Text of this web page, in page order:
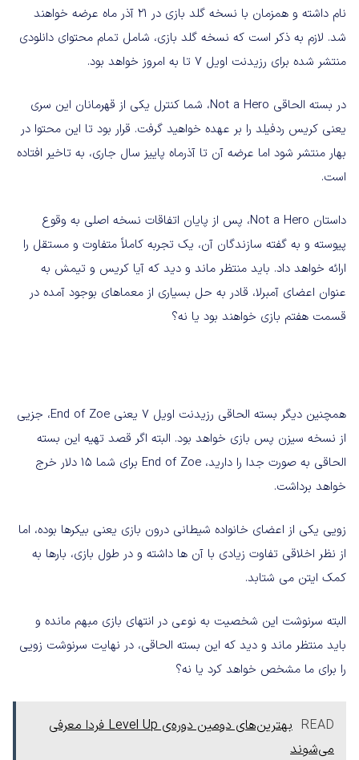
نام داشته و همزمان با نسخه گلد بازی در 21 آذر ماه عرضه خواهند
شد. لازم به ذکر است که نسخه گلد بازی، شامل تمام محتوای دانلودی
منتشر شده برای رزیدنت اویل 7 تا به امروز خواهد بود.
در بسته الحاقی Not a Hero، شما کنترل یکی از قهرمانان این سری
یعنی کریس ردفیلد را بر عهده خواهید گرفت. قرار بود تا این محتوا در
بهار منتشر شود اما عرضه آن تا آذرماه پاییز سال جاری، به تاخیر افتاده
است.
داستان Not a Hero، پس از پایان اتفاقات نسخه اصلی به وقوع
پیوسته و به گفته سازندگان آن، یک تجربه کاملاً متفاوت و مستقل را
ارائه خواهد داد. باید منتظر ماند و دید که آیا کریس و تیمش به
عنوان اعضای آمبرلا، قادر به حل بسیاری از معماهای بوجود آمده در
قسمت هفتم بازی خواهند بود یا نه؟
همچنین دیگر بسته الحاقی رزیدنت اویل 7 یعنی End of Zoe، جزیی
از نسخه سیزن پس بازی خواهد بود. البته اگر قصد تهیه این بسته
الحاقی به صورت جدا را دارید، End of Zoe برای شما 15 دلار خرج
خواهد برداشت.
زویی یکی از اعضای خانواده شیطانی درون بازی یعنی بیکرها بوده، اما
از نظر اخلاقی تفاوت زیادی با آن ها داشته و در طول بازی، بارها به
کمک ایتن می شتابد.
البته سرنوشت این شخصیت به نوعی در انتهای بازی مبهم مانده و
باید منتظر ماند و دید که این بسته الحاقی، در نهایت سرنوشت زویی
را برای ما مشخص خواهد کرد یا نه؟
READ
بهترین‌های دومین دوره‌ی Level Up فردا معرفی‌
می‌شوند